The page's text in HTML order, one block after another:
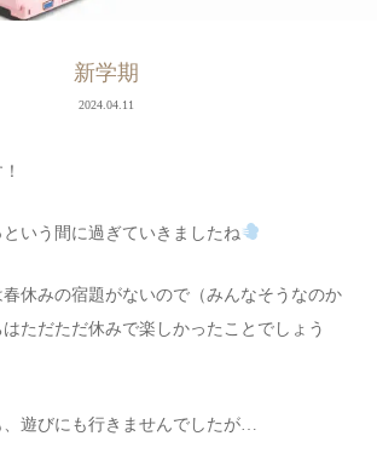
新学期
2024.04.11
いう間に過ぎていきましたね
休みの宿題がないので（みんなそうなのか
ただただ休みで楽しかったことでしょう
、遊びにも行きませんでしたが…